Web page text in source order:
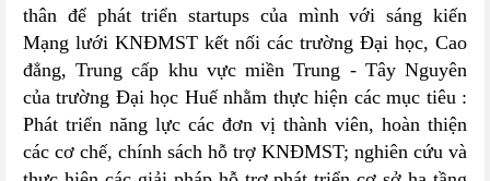
thân để phát triển startups của mình với sáng kiến
Mạng lưới KNĐMST kết nối các trường Đại học, Cao
đẳng, Trung cấp khu vực miền Trung - Tây Nguyên
của trường Đại học Huế nhằm thực hiện các mục tiêu :
Phát triển năng lực các đơn vị thành viên, hoàn thiện
các cơ chế, chính sách hỗ trợ KNĐMST; nghiên cứu và